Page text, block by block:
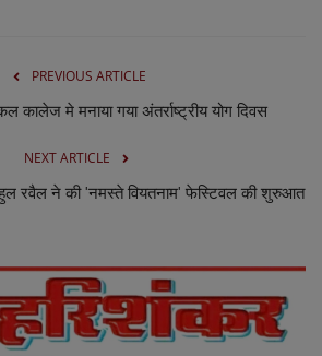
PREVIOUS ARTICLE
कालेज मे मनाया गया अंतर्राष्ट्रीय योग दिवस
NEXT ARTICLE
रवैल ने की 'नमस्ते वियतनाम' फेस्टिवल की शुरुआत